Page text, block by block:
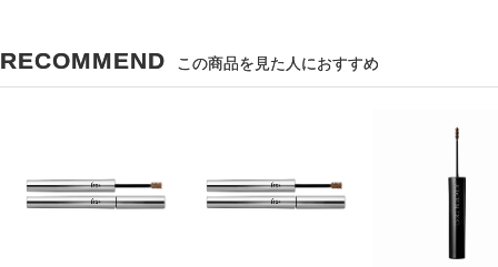
RECOMMEND この商品を見た人におすすめ